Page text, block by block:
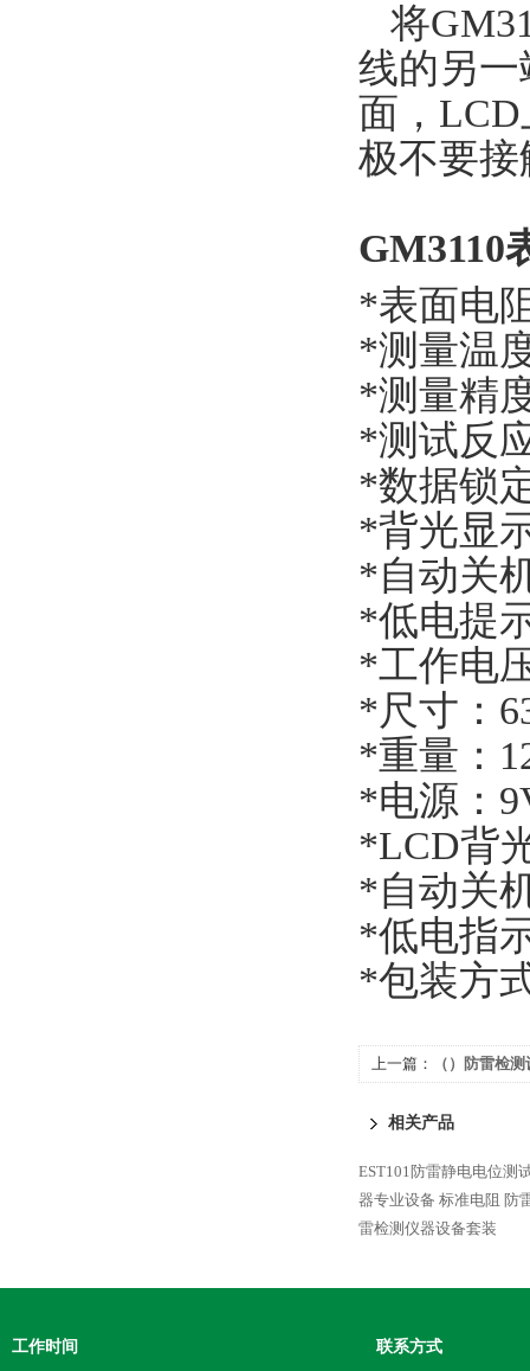
将
线的另
面，
极不要
GM3110
*表面电
*测量温
*测量精
*测试反
*数据锁
*背光显
*自动关
*低电提
*工作电
*尺寸：
*重量：
*电源：
*LCD背
*自动关
*低电指
*包装方
上一篇： （）防雷检
相关产品
EST101防雷静电电位测
器专业设备 标准电阻 防
雷检测仪器设备套装
工作时间 联系方式